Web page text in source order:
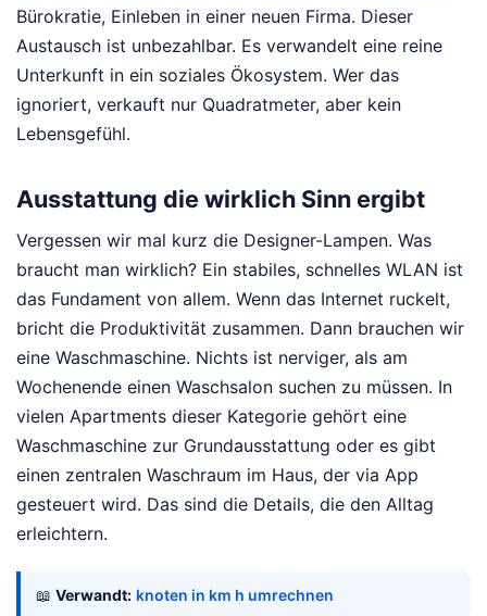
Bürokratie, Einleben in einer neuen Firma. Dieser
Austausch ist unbezahlbar. Es verwandelt eine reine
Unterkunft in ein soziales Ökosystem. Wer das
ignoriert, verkauft nur Quadratmeter, aber kein
Lebensgefühl.
Ausstattung die wirklich Sinn ergibt
Vergessen wir mal kurz die Designer-Lampen. Was
braucht man wirklich? Ein stabiles, schnelles WLAN ist
das Fundament von allem. Wenn das Internet ruckelt,
bricht die Produktivität zusammen. Dann brauchen wir
eine Waschmaschine. Nichts ist nerviger, als am
Wochenende einen Waschsalon suchen zu müssen. In
vielen Apartments dieser Kategorie gehört eine
Waschmaschine zur Grundausstattung oder es gibt
einen zentralen Waschraum im Haus, der via App
gesteuert wird. Das sind die Details, die den Alltag
erleichtern.
📖 Verwandt: knoten in km h umrechnen